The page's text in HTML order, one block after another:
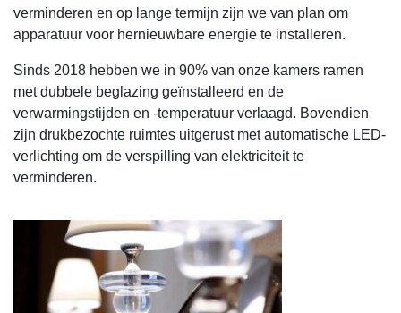
verminderen en op lange termijn zijn we van plan om
apparatuur voor hernieuwbare energie te installeren.
Sinds 2018 hebben we in 90% van onze kamers ramen
met dubbele beglazing geïnstalleerd en de
verwarmingstijden en -temperatuur verlaagd. Bovendien
zijn drukbezochte ruimtes uitgerust met automatische LED-
verlichting om de verspilling van elektriciteit te
verminderen.